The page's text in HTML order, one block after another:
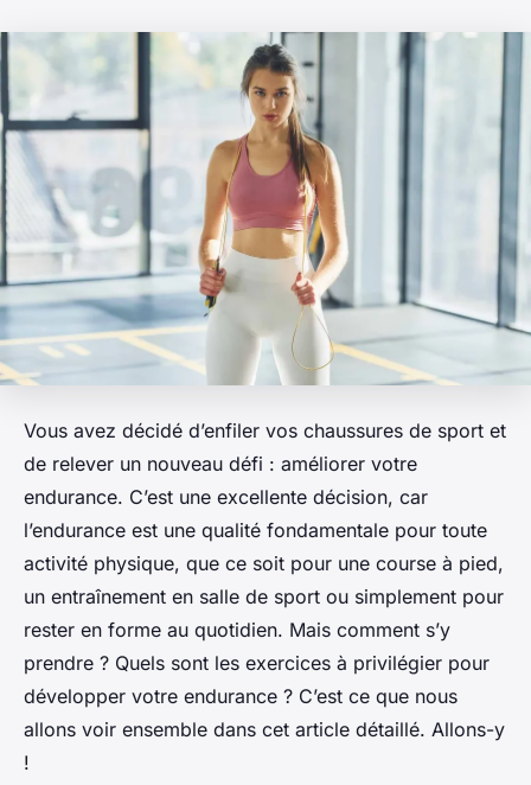
Vous avez décidé d’enfiler vos chaussures de sport et
de relever un nouveau défi : améliorer votre
endurance. C’est une excellente décision, car
l’endurance est une qualité fondamentale pour toute
activité physique, que ce soit pour une course à pied,
un entraînement en salle de sport ou simplement pour
rester en forme au quotidien. Mais comment s’y
prendre ? Quels sont les exercices à privilégier pour
développer votre endurance ? C’est ce que nous
allons voir ensemble dans cet article détaillé. Allons-y
!